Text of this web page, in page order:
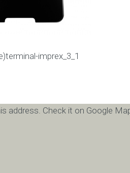
imprex_3_1
address. Check it on Google